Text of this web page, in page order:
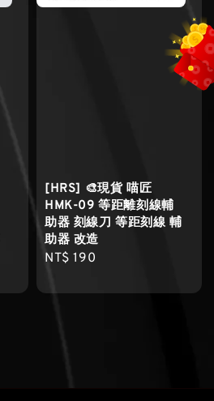
[HRS] 🎨現貨 喵匠
HMK-09 等距離刻線輔
助器 刻線刀 等距刻線 輔
助器 改造
Regular
NT$ 190